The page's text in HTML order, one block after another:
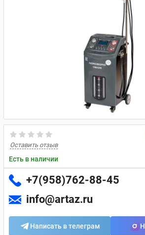
Оставить отзыв
Есть в наличии
+7(958)762-88-45
info@artaz.ru
Написать в телеграм